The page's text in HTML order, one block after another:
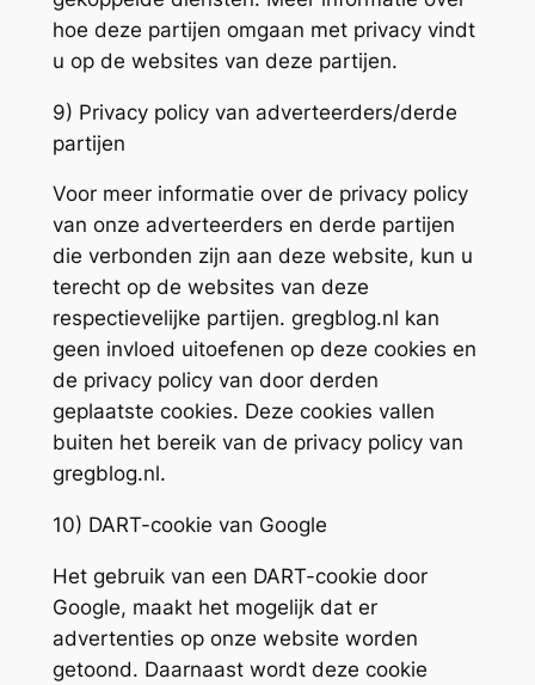
hoe deze partijen omgaan met privacy vindt
u op de websites van deze partijen.
9) Privacy policy van adverteerders/derde
partijen
Voor meer informatie over de privacy policy
van onze adverteerders en derde partijen
die verbonden zijn aan deze website, kun u
terecht op de websites van deze
respectievelijke partijen. gregblog.nl kan
geen invloed uitoefenen op deze cookies en
de privacy policy van door derden
geplaatste cookies. Deze cookies vallen
buiten het bereik van de privacy policy van
gregblog.nl.
10) DART-cookie van Google
Het gebruik van een DART-cookie door
Google, maakt het mogelijk dat er
advertenties op onze website worden
getoond. Daarnaast wordt deze cookie